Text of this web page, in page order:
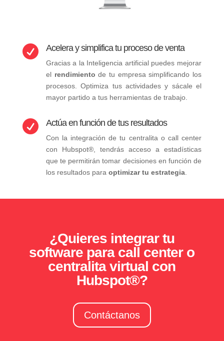
 Acelera y simplifica tu proceso de venta
Gracias a la Inteligencia artificial puedes mejorar
el rendimiento de tu empresa simplificando los
procesos. Optimiza tus actividades y sácale el
mayor partido a tus herramientas de trabajo.
 Actúa en función de tus resultados
Con la integración de tu centralita o call center
con Hubspot®, tendrás acceso a estadísticas
que te permitirán tomar decisiones en función de
los resultados para optimizar tu estrategia.
¿Quieres integrar tu
software para call center o
centralita virtual con
Hubspot®?
Contáctanos